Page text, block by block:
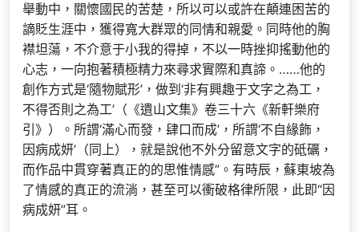
舉動中，關懷國民的苦楚，所以可以或許在顛連困苦的
謫貶生涯中，獲得寬大群眾的同情和親愛。同時他的胸
襟坦蕩，不介意于小我的得掉，不以一時挫抑搖動他的
心志，一向抱著積極精力來尋求實際和真諦。……他的
創作方式是‘隨物賦形’，做到‘非有興趣于文字之為工，
不得否則之為工’（《遺山文集》卷三十六《新軒樂府
引》）。所謂‘滿心而發，肆口而成’，所謂‘不自緣飾，
因病成妍’（同上），就是說他不外分留意文字的砥礪，
而作品中貫穿著真正的的思惟情感”。有時辰，蘇東坡為
了情感的真正的流淌，甚至可以衝破格律所限，此即“因
病成妍”耳。